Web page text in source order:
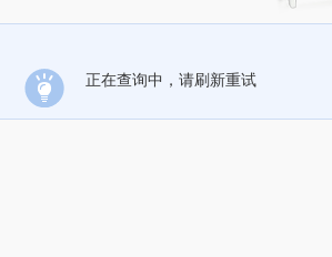
正在查询中，请刷新重试